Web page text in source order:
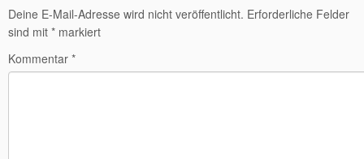
Deine E-Mail-Adresse wird nicht veröffentlicht. Erforderliche Felder
sind mit * markiert
Kommentar *